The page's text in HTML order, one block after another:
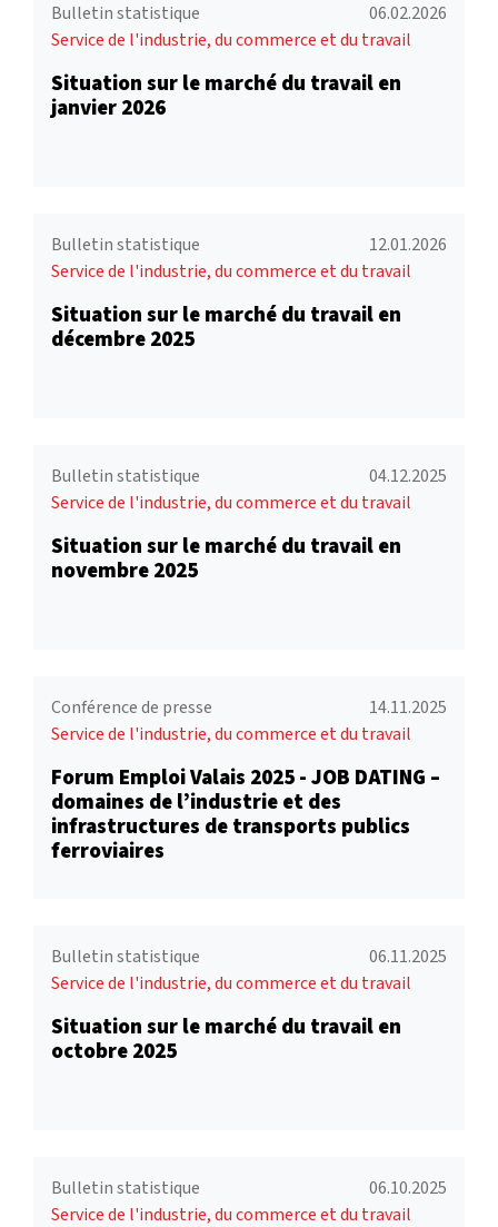
Bulletin statistique
06.02.2026
Service de l'industrie, du commerce et du travail
Situation sur le marché du travail en
janvier 2026
Bulletin statistique
12.01.2026
Service de l'industrie, du commerce et du travail
Situation sur le marché du travail en
décembre 2025
Bulletin statistique
04.12.2025
Service de l'industrie, du commerce et du travail
Situation sur le marché du travail en
novembre 2025
Conférence de presse
14.11.2025
Service de l'industrie, du commerce et du travail
Forum Emploi Valais 2025 - JOB DATING –
domaines de l’industrie et des
infrastructures de transports publics
ferroviaires
Bulletin statistique
06.11.2025
Service de l'industrie, du commerce et du travail
Situation sur le marché du travail en
octobre 2025
Bulletin statistique
06.10.2025
Service de l'industrie, du commerce et du travail